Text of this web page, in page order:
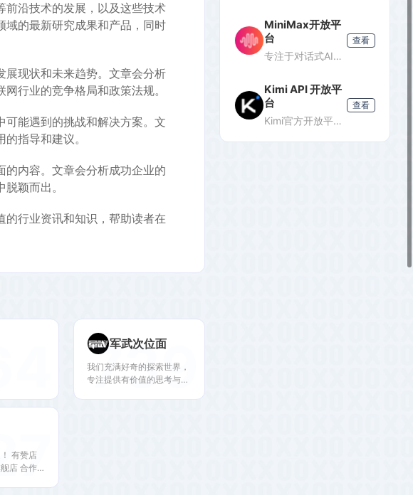
前沿技术的发展，以及这些技术
域的最新研究成果和产品，同时
展现状和未来趋势。文章会分析
行业的竞争格局和政策法规。
能遇到的挑战和解决方案。文
指导和建议。
内容。文章会分析成功企业的
颖而出。
行业资讯和知识，帮助读者在
军武次位面
我们充满好奇的探索世界，
专注提供有价值的思考与知
739
有赞店
店 合作：
MiniMax开放平
台
专注于对话式AI服务的开放平台，提供轻量级API接口，支持多轮对话、文本生成等功能，适合需要快速集成对话能力的开发者。
查看
Kimi API 开放平
台
Kimi官方开放平台，提供K3旗舰模型及K2.7 Code编程模型API，支持1M token上下文、联网搜索及代码执行，助力开发者高效构建智能应用。
查看